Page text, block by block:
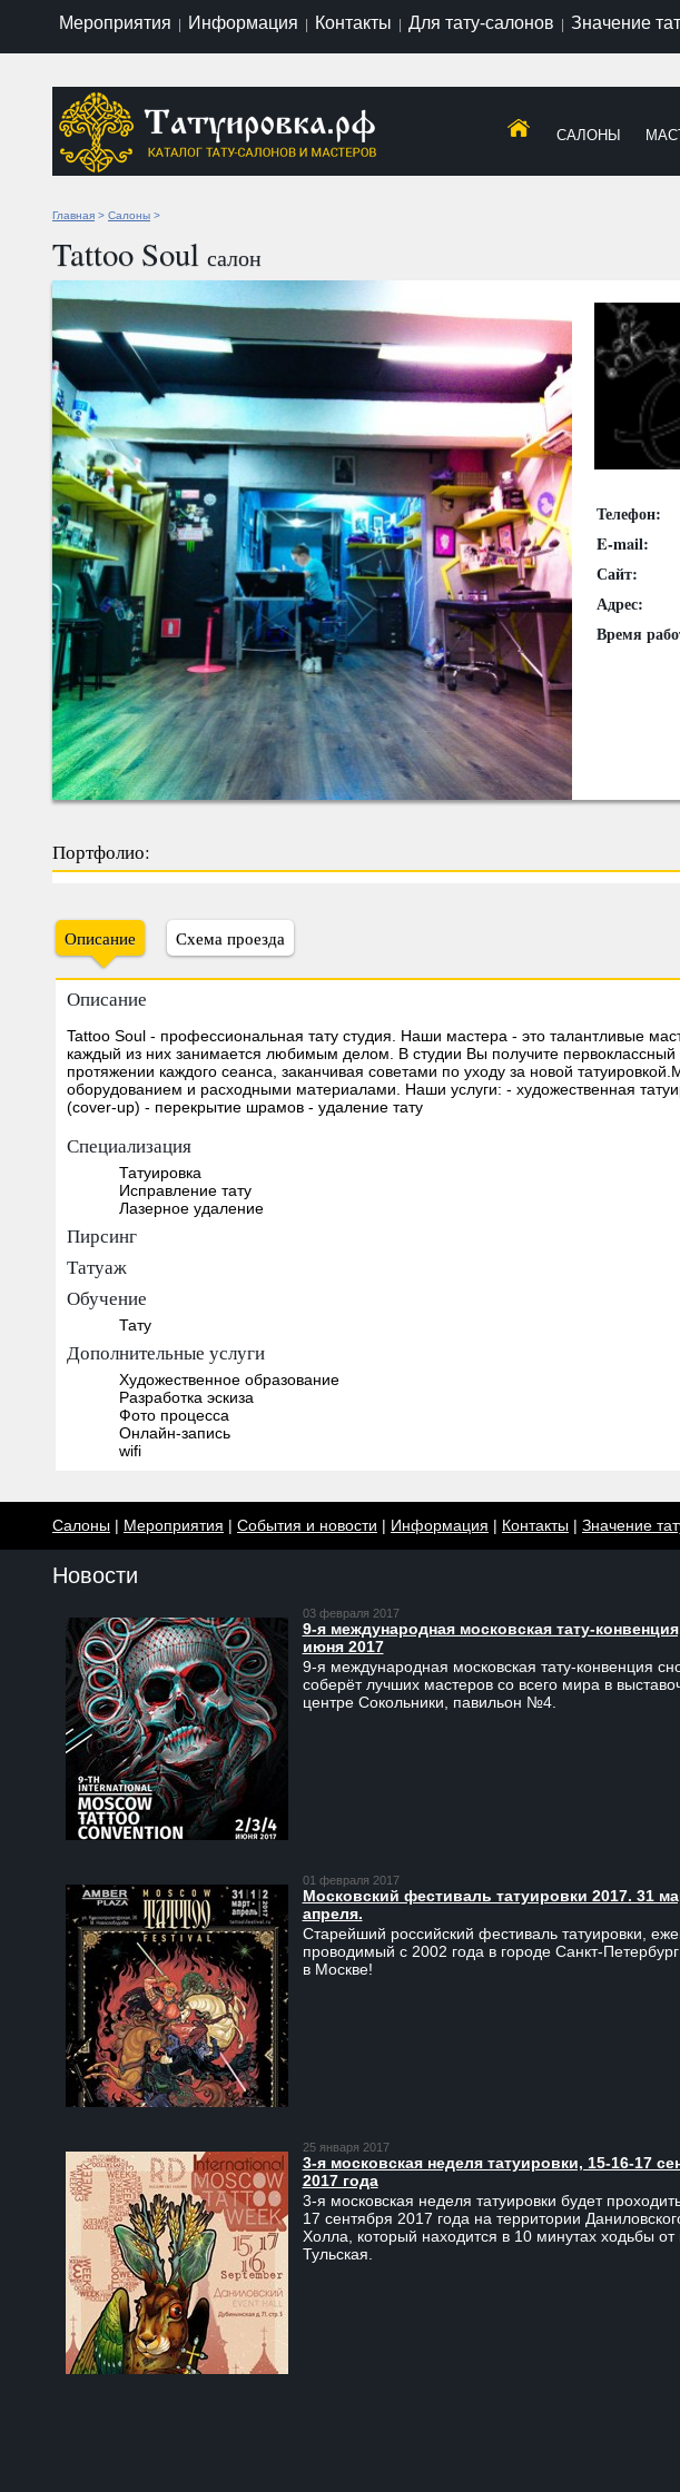
Мероприятия Информация Контакты Для тату-салонов Значение
САЛОНЫ
Главная > Салоны >
Tattoo Soul салон
Телефон:
E-mail:
Сайт:
Адрес:
Время
Портфолио:
Описание Схема проезда
Описание
Tattoo Soul - профессиональная тату студия. Наши мастера - это талантливые
каждый из них занимается любимым делом. В студии Вы получите первоклассный
протяжении каждого сеанса, заканчивая советами по уходу за новой
оборудованием и расходными материалами. Наши услуги: - художественная
(cover-up) - перекрытие шрамов - удаление тату
Специализация
Татуировка
Исправление тату
Лазерное удаление
Пирсинг
Татуаж
Обучение
Тату
Дополнительные услуги
Художественное образование
Разработка эскиза
Фото процесса
Онлайн-запись
wifi
Салоны | Мероприятия | События и новости | Информация | Контакты | Значение
Новости
03 февраля 2017
9-я международная московская тату-
июня 2017
9-я международная московская тату-конвенция
соберёт лучших мастеров со всего мира в
центре Сокольники, павильон №4.
01 февраля 2017
Московский фестиваль татуировки 2017. 31
апреля.
Старейший российский фестиваль татуировки,
проводимый с 2002 года в городе Санкт-
в Москве!
25 января 2017
3-я московская неделя татуировки, 15-16-17
2017 года
3-я московская неделя татуировки будет
17 сентября 2017 года на территории
Холла, который находится в 10 минутах ходьбы от
Тульская.